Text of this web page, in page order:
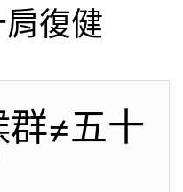
復健
≠五十